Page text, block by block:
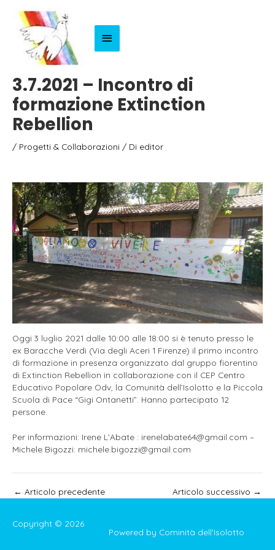
Menu
3.7.2021 – Incontro di
formazione Extinction
Rebellion
/ Progetti & Collaborazioni / Di editor
Oggi 3 luglio 2021 dalle 10:00 alle 18:00 si è tenuto presso le
ex Baracche Verdi (Via degli Aceri 1 Firenze) il primo incontro
di formazione in presenza organizzato dal gruppo fiorentino
di Extinction Rebellion in collaborazione con il CEP Centro
Educativo Popolare Odv, la Comunità dell’Isolotto e la Piccola
Scuola di Pace “Gigi Ontanetti”. Hanno partecipato 12
persone.
Per informazioni: Irene L’Abate : irenelabate64@gmail.com –
Michele Bigozzi: michele.bigozzi@gmail.com
Navigazione
← Articolo precedente Articolo successivo →
Copyright © 2026
Powered by Cominità dell'Isolotto